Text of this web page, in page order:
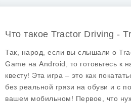
Что такое Tractor Driving -
Так, народ, если вы слышали о
Game на Android, то готовьтесь к
квесту! Эта игра – это как
без реальной грязи на обуви и с
вашем мобильном! Первое, что